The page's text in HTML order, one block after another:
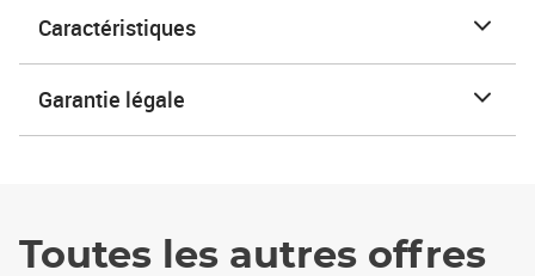
Caractéristiques
Garantie légale
Toutes les autres offres